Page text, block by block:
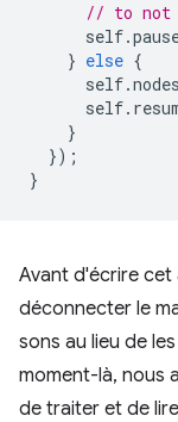
// to not
self.
} else {
self.nodes
self.
}
});
}
Avant d'écrire cet
déconnecter le
sons au lieu de
moment-là, nous
de traiter et de